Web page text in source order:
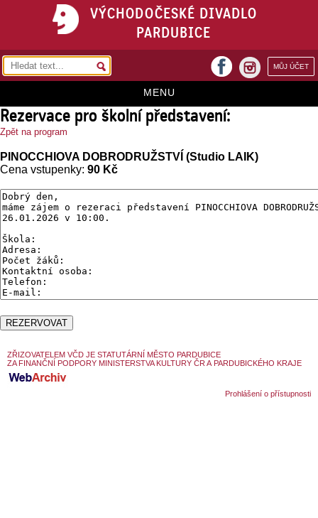
VÝCHODOČESKÉ DIVADLO
PARDUBICE
MŮJ ÚČET
facebook
MENU
HOME
PROGRAM
VSTUPENKY
DÁLE NABÍZÍME
Rezervace pro školní představení:
Zpět na program
PINOCCHIOVA DOBRODRUŽSTVÍ (Studio LAIK)
Cena vstupenky: 90 Kč
ZŘIZOVATELEM VČD JE STATUTÁRNÍ MĚSTO PARDUBICE
ZA FINANČNÍ PODPORY MINISTERSTVA KULTURY ČR A PARDUBICKÉHO KRAJE
Prohlášení o přístupnosti